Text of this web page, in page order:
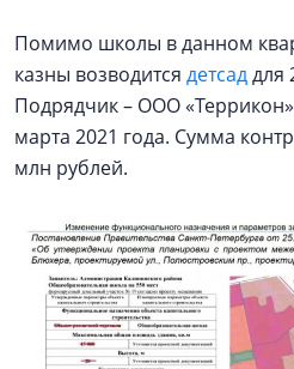
Помимо школы в данном
казны возводится детсаддля
Подрядчик – ООО
марта 2021 года. Сумма
млн рублей.